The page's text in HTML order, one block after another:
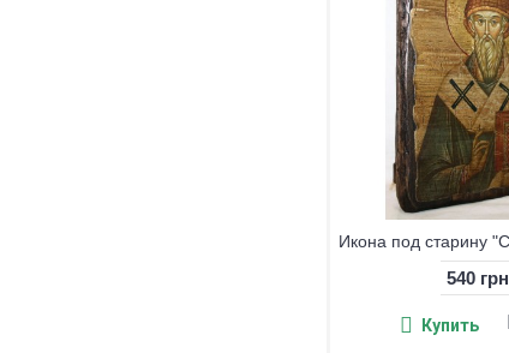
540 грн
Купить